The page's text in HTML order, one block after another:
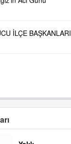
Acı Günü
İLÇE BAŞKANLARI